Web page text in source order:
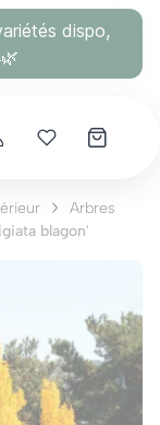
dispo,
Mes coups
Arbres
blagon'